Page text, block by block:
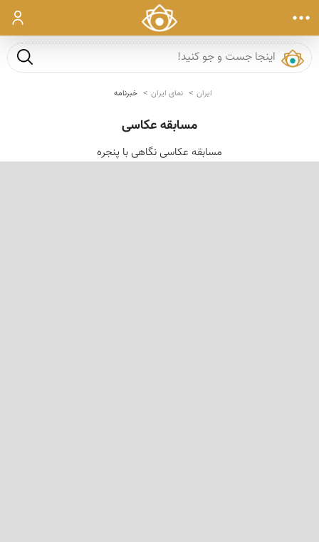
ورود
جست و
ایران نمای ایران خبرنامه
مسابقه عکاسی
مسابقه عکاسی نگاهی با پنجره